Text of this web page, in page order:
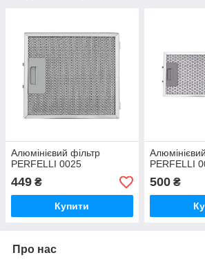
Алюмінієвий фільтр
PERFELLI 0025
449 ₴
Купити
PERFELLI
500₴
Про нас